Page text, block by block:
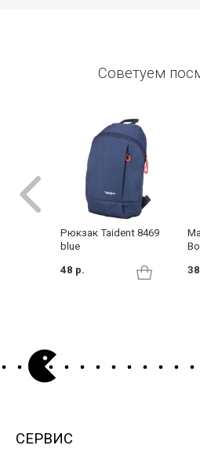
Советуем
Рюкзак Taident 8469
blue
48 р.
СЕРВИС